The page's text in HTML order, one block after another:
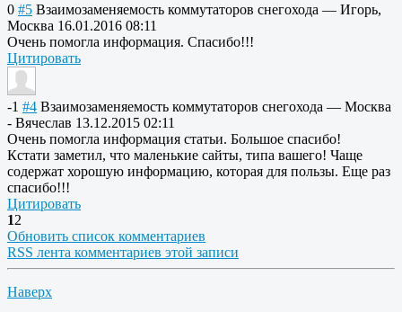
0 #5 Взаимозаменяемость коммутаторов снегохода — Игорь,
Москва 16.01.2016 08:11
Очень помогла информация. Спасибо!!!
Цитировать
-1 #4 Взаимозаменяемость коммутаторов снегохода — Москва
- Вячеслав 13.12.2015 02:11
Очень помогла информация статьи. Большое спасибо!
Кстати заметил, что маленькие сайты, типа вашего! Чаще
содержат хорошую информацию, которая для пользы. Еще раз
спасибо!!!
Цитировать
12
Обновить список комментариев
RSS лента комментариев этой записи
Наверх